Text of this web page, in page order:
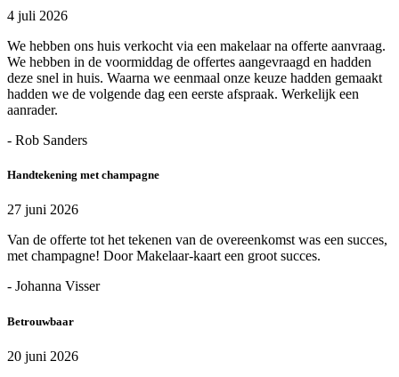
4 juli 2026
We hebben ons huis verkocht via een makelaar na offerte aanvraag.
We hebben in de voormiddag de offertes aangevraagd en hadden
deze snel in huis. Waarna we eenmaal onze keuze hadden gemaakt
hadden we de volgende dag een eerste afspraak. Werkelijk een
aanrader.
- Rob Sanders
Handtekening met champagne
27 juni 2026
Van de offerte tot het tekenen van de overeenkomst was een succes,
met champagne! Door Makelaar-kaart een groot succes.
- Johanna Visser
Betrouwbaar
20 juni 2026